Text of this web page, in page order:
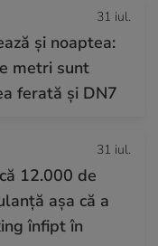
31 iul.
și noaptea:
metri sunt
ferată și DN7
31 iul.
12.000 de
așa că a
înfipt în